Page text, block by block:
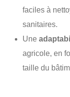
faciles à
sanitaires.
Une
agricole, en
taille du